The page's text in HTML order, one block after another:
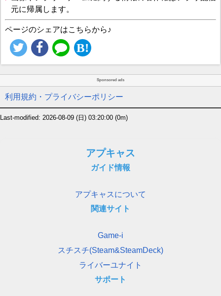
元に帰属します。
ページのシェアはこちらから♪
Sponsored ads
利用規約・プライバシーポリシー
Last-modified: 2026-08-09 (日) 03:20:00 (0m)
アプキャス
ガイド情報
アプキャスについて
関連サイト
Game-i
スチスチ(Steam&SteamDeck)
ライバーユナイト
サポート